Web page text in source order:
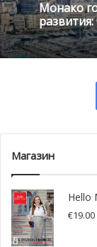
Монако
Магазин
Hello
€19.00